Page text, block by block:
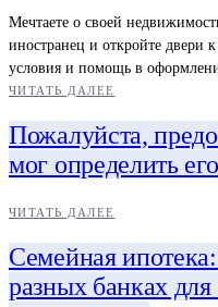
Мечтаете о своей
иностранец и откройте двери
условия и помощь в
ЧИТАТЬ ДАЛЕЕ
Пожалуйста,
мог определить
ЧИТАТЬ ДАЛЕЕ
Семейная
разных банках